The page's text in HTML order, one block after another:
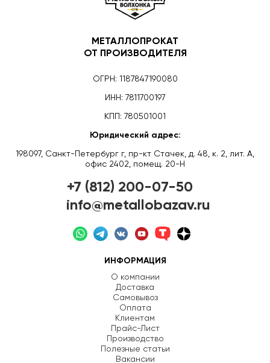
МЕТАЛЛОПРОКАТ
ОТ ПРОИЗВОДИТЕЛЯ
ОГРН: 1187847190080
ИНН: 7811700197
КПП: 780501001
Юридический адрес:
198097, Санкт-Петербург г, пр-кт Стачек, д. 48, к. 2, лит. А,
офис 2402, помещ. 20-Н
+7 (812) 200-07-50
info@metallobazav.ru
ИНФОРМАЦИЯ
О компании
Доставка
Самовывоз
Оплата
Клиентам
Прайс-Лист
Производство
Полезные статьи
Вакансии